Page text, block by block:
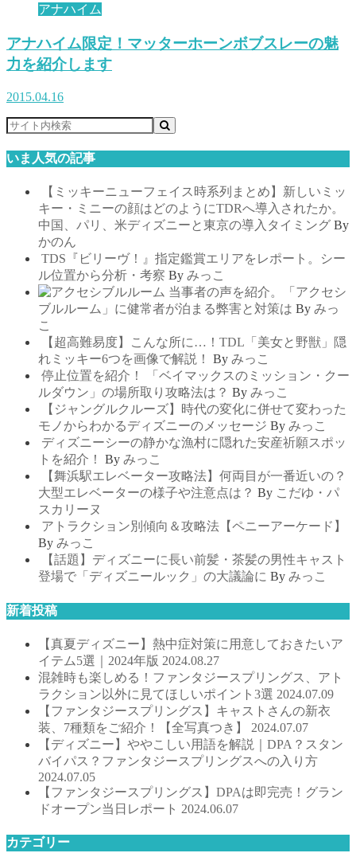
アナハイム
アナハイム限定！マッターホーンボブスレーの魅
力を紹介します
2015.04.16
いま人気の記事
【ミッキーニューフェイス時系列まとめ】新しいミッ
キー・ミニーの顔はどのようにTDRへ導入されたか。
中国、パリ、米ディズニーと東京の導入タイミング By
かのん
TDS『ビリーヴ！』指定鑑賞エリアをレポート。シー
ル位置から分析・考察 By みっこ
当事者の声を紹介。「アクセシ
ブルルーム」に健常者が泊まる弊害と対策は By みっ
こ
【超高難易度】こんな所に…！TDL「美女と野獣」隠
れミッキー6つを画像で解説！
By みっこ
停止位置を紹介！ 「ベイマックスのミッション・クー
ルダウン」の場所取り攻略法は？ By みっこ
【ジャングルクルーズ】時代の変化に併せて変わった
モノからわかるディズニーのメッセージ By みっこ
ディズニーシーの静かな漁村に隠れた安産祈願スポッ
トを紹介！
By みっこ
【舞浜駅エレベーター攻略法】何両目が一番近いの？
大型エレベーターの様子や注意点は？ By こだゆ・パ
スカリーヌ
アトラクション別傾向＆攻略法【ペニーアーケード】
By みっこ
【話題】ディズニーに長い前髪・茶髪の男性キャスト
登場で「ディズニールック」の大議論に By みっこ
新着投稿
【真夏ディズニー】熱中症対策に用意しておきたいア
イテム5選｜2024年版 2024.08.27
混雑時も楽しめる！ファンタジースプリングス、アト
ラクション以外に見てほしいポイント3選 2024.07.09
【ファンタジースプリングス】キャストさんの新衣
装、7種類をご紹介！【全写真つき】 2024.07.07
【ディズニー】ややこしい用語を解説｜DPA？スタン
バイパス？ファンタジースプリングスへの入り方
2024.07.05
【ファンタジースプリングス】DPAは即完売！グラン
ドオープン当日レポート 2024.06.07
カテゴリー